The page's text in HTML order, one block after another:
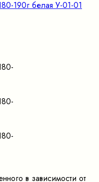
в зависимости от